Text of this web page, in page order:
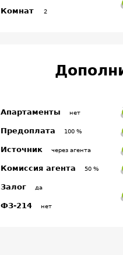
Комнат 2
Апартаменты нет
Предоплата 100 %
Источник через агента
Комиссия агента 50 %
Залог да
ФЗ-214 нет